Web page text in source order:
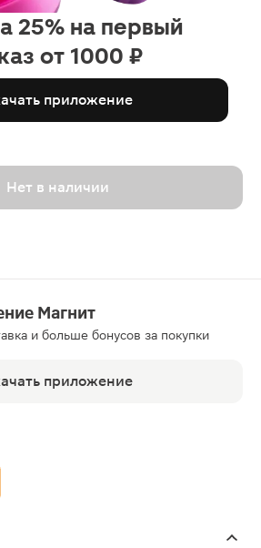
25% на первый
от 1000 ₽
приложение
Нет в наличии
Магнит
и больше бонусов за покупки
приложение